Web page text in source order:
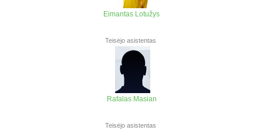
Eimantas Lotužys
Teisėjo asistentas
Rafalas Masian
Teisėjo asistentas